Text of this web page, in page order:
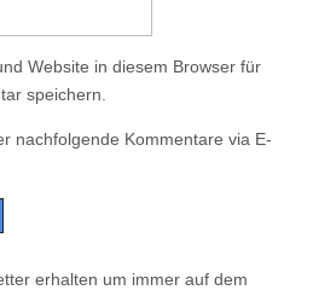
Website in diesem Browser für
speichern.
nachfolgende Kommentare via E-
erhalten um immer auf dem